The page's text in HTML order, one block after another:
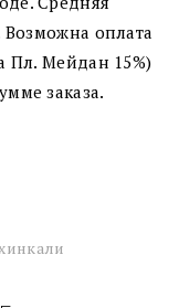
Возможна оплата
Пл. Мейдан 15%)
заказа.